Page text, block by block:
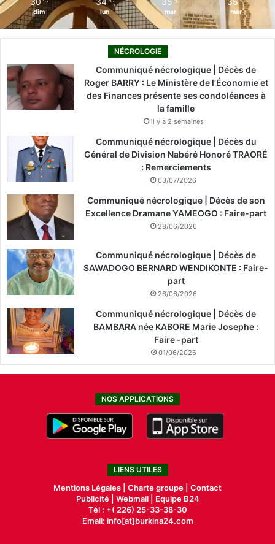
dim lun mar mer
NÉCROLOGIE
Communiqué nécrologique | Décès de
Roger BARRY : Le Ministère de l’Économie et
des Finances présente ses condoléances à
la famille
il y a 2 semaines
Communiqué nécrologique | Décès du
Général de Division Nabéré Honoré TRAORÉ
: Remerciements
03/07/2026
Communiqué nécrologique | Décès de son
Excellence Dramane YAMEOGO : Faire-part
28/06/2026
Communiqué nécrologique | Décès de
SAWADOGO BERNARD WENDIKONTE : Faire-
part
26/06/2026
Communiqué nécrologique | Décès de
BAMBARA née KABORE Marie Josephe :
Faire -part
01/06/2026
NOS APPLICATIONS
LIENS UTILES
Mentions Légales | Charte groupe | Contact
Publicité| Webmail |
Equipe B24
Tél : +( 226) 25-33-38-30
Email: info[at]burkina24.com